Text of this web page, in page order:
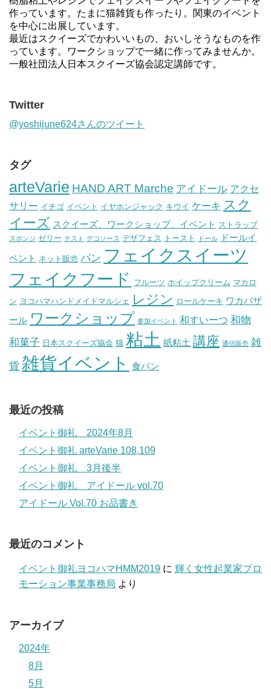
作っています。たまに猫雑貨も作ったり。関東のイベント
を中心に出展しています。
最近はスクイーズでかわいいもの、おいしそうなものを作
っています。ワークショップで一緒に作ってみませんか。
一般社団法人日本スクイーズ協会認定講師です。
Twitter
@yoshijune624さんのツイート
タグ
arteVarie HAND ART Marche アイドール アクセ
サリー イチゴ イベント イヤホンジャック キウイ ケーキ スク
イーズ スクイーズ、ワークショップ、イベント ストラップ
スポンジ ゼリー テスト デコソース デザフェス トースト ドール ドールイ
ベント ネット販売 パン フェイクスイーツ
フェイクフード フルーツ ホイップクリーム マカロ
ン ヨコハマハンドメイドマルシェ レジン ロールケーキ ワカバザ
ール ワークショップ 参加イベント 和すいーつ 和物
和菓子 日本スクイーズ協会 猫 粘土 紙粘土 講座 通信販売 雑
貨 雑貨イベント 食パン
最近の投稿
イベント御礼 2024年8月
イベント御礼 arteVarie 108,109
イベント御礼 3月後半
イベント御礼 アイドール vol.70
アイドール Vol.70 お品書き
最近のコメント
イベント御礼ヨコハマHMM2019 に 輝く女性起業家プロ
モーション事業事務局 より
アーカイブ
2024年
8月
5月